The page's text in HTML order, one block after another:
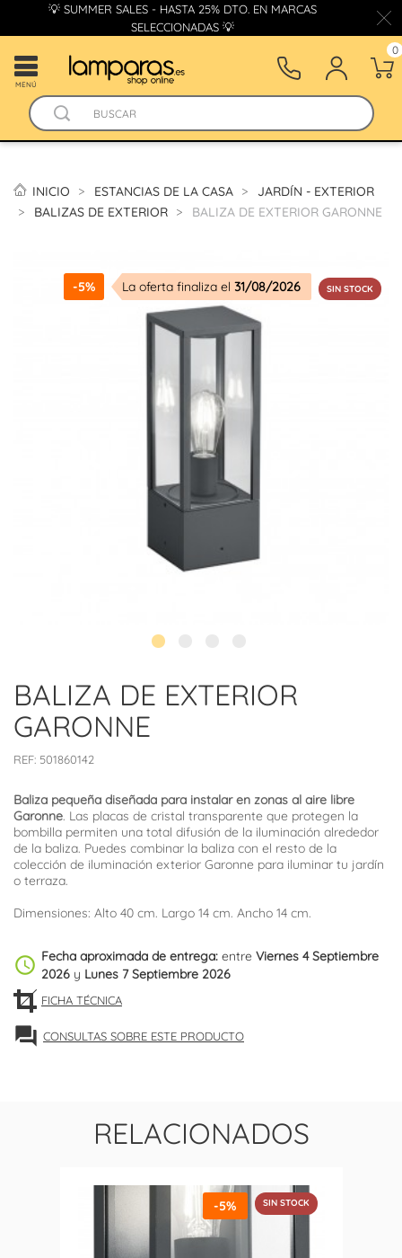
💡 SUMMER SALES - HASTA 25% DTO. EN MARCAS
SELECCIONADAS 💡
MENÚ
0
INICIO ESTANCIAS DE LA CASA
JARDÍN - EXTERIOR
BALIZAS DE EXTERIOR
BALIZA DE EXTERIOR GARONNE
-5% La oferta finaliza el 31/08/2026 SIN STOCK
BALIZA DE EXTERIOR
GARONNE
REF: 501860142
Baliza pequeña diseñada para instalar en zonas al aire libre
Garonne. Las placas de cristal transparente que protegen la
bombilla permiten una total difusión de la iluminación alrededor
de la baliza. Puedes combinar la baliza con el resto de la
colección de iluminación exterior Garonne para iluminar tu jardín
o terraza.
Dimensiones: Alto 40 cm. Largo 14 cm. Ancho 14 cm.
schedule Fecha aproximada de entrega: entre Viernes 4 Septiembre
2026 y Lunes 7 Septiembre 2026
FICHA TÉCNICA
forum CONSULTAS SOBRE ESTE PRODUCTO
RELACIONADOS
-5% SIN STOCK